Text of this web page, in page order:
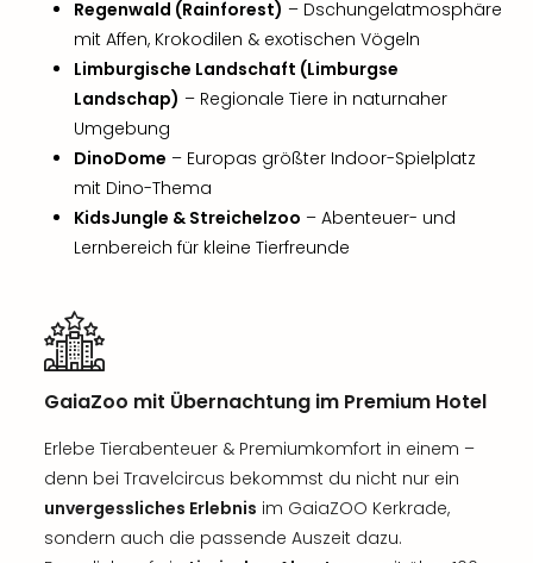
Regenwald (Rainforest) – Dschungelatmosphäre
mit Affen, Krokodilen & exotischen Vögeln
Limburgische Landschaft (Limburgse
Landschap) – Regionale Tiere in naturnaher
Umgebung
DinoDome – Europas größter Indoor-Spielplatz
mit Dino-Thema
KidsJungle & Streichelzoo – Abenteuer- und
Lernbereich für kleine Tierfreunde
GaiaZoo mit Übernachtung im Premium Hotel
Erlebe Tierabenteuer & Premiumkomfort in einem –
denn bei Travelcircus bekommst du nicht nur ein
unvergessliches Erlebnis im GaiaZOO Kerkrade,
sondern auch die passende Auszeit dazu.